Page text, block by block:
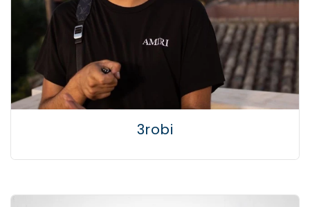
3robi